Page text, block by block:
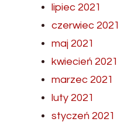
lipiec 2021
czerwiec 2021
maj 2021
kwiecień 2021
marzec 2021
luty 2021
styczeń 2021